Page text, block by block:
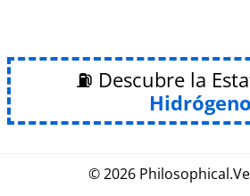
⛽ Descubre la
Hidrógeno
© 2026 Philosophical.